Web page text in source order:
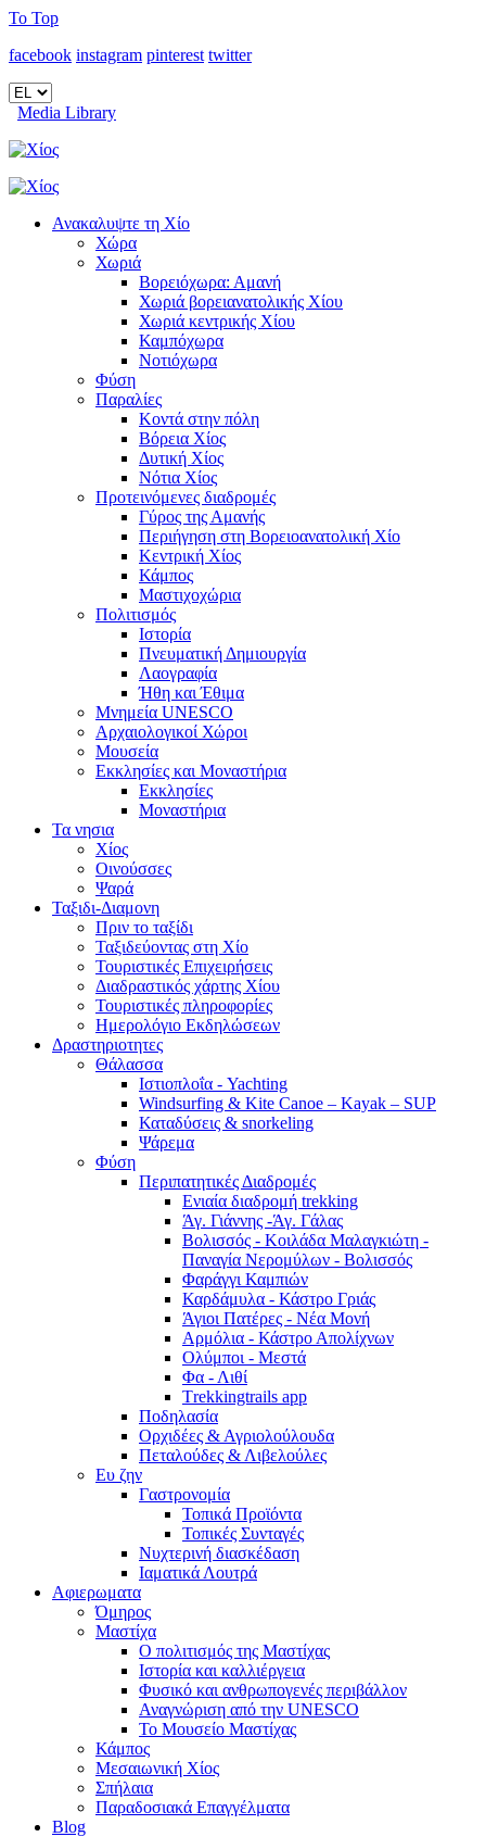
To Top
facebook instagram pinterest twitter
Media Library
Ανακαλυψτε τη Χίο
Χώρα
Χωριά
Βορειόχωρα: Αμανή
Χωριά βορειανατολικής Χίου
Χωριά κεντρικής Χίου
Καμπόχωρα
Νοτιόχωρα
Φύση
Παραλίες
Κοντά στην πόλη
Βόρεια Χίος
Δυτική Χίος
Νότια Χίος
Προτεινόμενες διαδρομές
Γύρος της Αμανής
Περιήγηση στη Βορειοανατολική Χίο
Κεντρική Χίος
Κάμπος
Μαστιχοχώρια
Πολιτισμός
Ιστορία
Πνευματική Δημιουργία
Λαογραφία
Ήθη και Έθιμα
Μνημεία UNESCO
Αρχαιολογικοί Χώροι
Μουσεία
Εκκλησίες και Μοναστήρια
Εκκλησίες
Μοναστήρια
Τα νησια
Χίος
Οινούσσες
Ψαρά
Ταξιδι-Διαμονη
Πριν το ταξίδι
Ταξιδεύοντας στη Χίο
Τουριστικές Επιχειρήσεις
Διαδραστικός χάρτης Χίου
Τουριστικές πληροφορίες
Ημερολόγιο Εκδηλώσεων
Δραστηριοτητες
Θάλασσα
Ιστιοπλοΐα - Yachting
Windsurfing & Kite Canoe – Kayak – SUP
Καταδύσεις & snorkeling
Ψάρεμα
Φύση
Περιπατητικές Διαδρομές
Ενιαία διαδρομή trekking
Άγ. Γιάννης -Άγ. Γάλας
Βολισσός - Κοιλάδα Μαλαγκιώτη -
Παναγία Νερομύλων - Βολισσός
Φαράγγι Καμπιών
Καρδάμυλα - Κάστρο Γριάς
Άγιοι Πατέρες - Νέα Μονή
Αρμόλια - Κάστρο Απολίχνων
Ολύμποι - Μεστά
Φα - Λιθί
Τrekkingtrails app
Ποδηλασία
Ορχιδέες & Αγριολούλουδα
Πεταλούδες & Λιβελούλες
Ευ ζην
Γαστρονομία
Τοπικά Προϊόντα
Τοπικές Συνταγές
Νυχτερινή διασκέδαση
Ιαματικά Λουτρά
Αφιερωματα
Όμηρος
Μαστίχα
Ο πολιτισμός της Μαστίχας
Ιστορία και καλλιέργεια
Φυσικό και ανθρωπογενές περιβάλλον
Αναγνώριση από την UNESCO
Το Μουσείο Μαστίχας
Κάμπος
Μεσαιωνική Χίος
Σπήλαια
Παραδοσιακά Επαγγέλματα
Blog